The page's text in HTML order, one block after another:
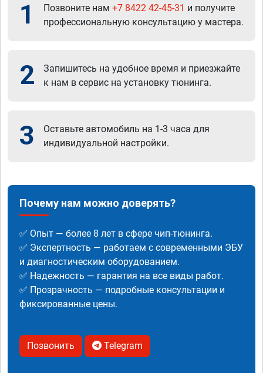
1 Позвоните нам +7 8422 42-45-31 и получите
профессиональную консультацию у мастера.
2
Запишитесь на удобное время и приезжайте
к нам в сервис на установку тюнинга.
3
Оставьте автомобиль на 1-3 часа для
индивидуальной настройки.
Почему нам можно доверять?
✅ Опыт — более 8 лет в сфере чип-тюнинга.
✅ Экспертность — работаем с современными ЭБУ
и диагностическим оборудованием.
✅ Надежность — гарантия на все виды работ.
✅ Прозрачность — подробные консультации и
фиксированные цены.
Позвонить Telegram